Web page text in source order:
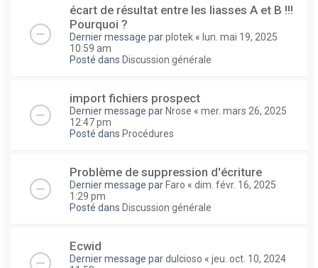
écart de résultat entre les liasses A et B !!!
Pourquoi ?
Dernier message parplotek « lun. mai 19, 2025
10:59 am
Posté dans Discussion générale
import fichiers prospect
Dernier message par Nrose « mer. mars 26, 2025
12:47 pm
Posté dans Procédures
Problème de suppression d'écriture
Dernier message par Faro « dim. févr. 16, 2025
1:29 pm
Posté dans Discussion générale
Ecwid
Dernier message pardulcioso « jeu. oct. 10, 2024